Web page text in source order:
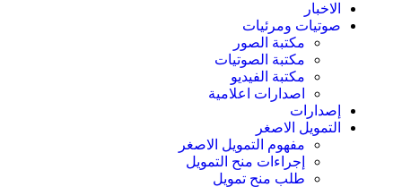
الاخبار
صوتيات ومرئيات
مكتبة الصور
مكتبة الصوتيات
مكتبة الفيديو
اصدارات اعلامية
إصدارات
التمويل الاصغر
مفهوم التمويل الاصغر
إجراءات منح التمويل
طلب منح تمويل